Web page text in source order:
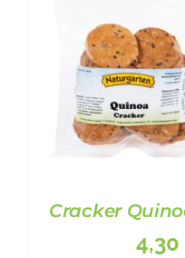
Cracker
4,30